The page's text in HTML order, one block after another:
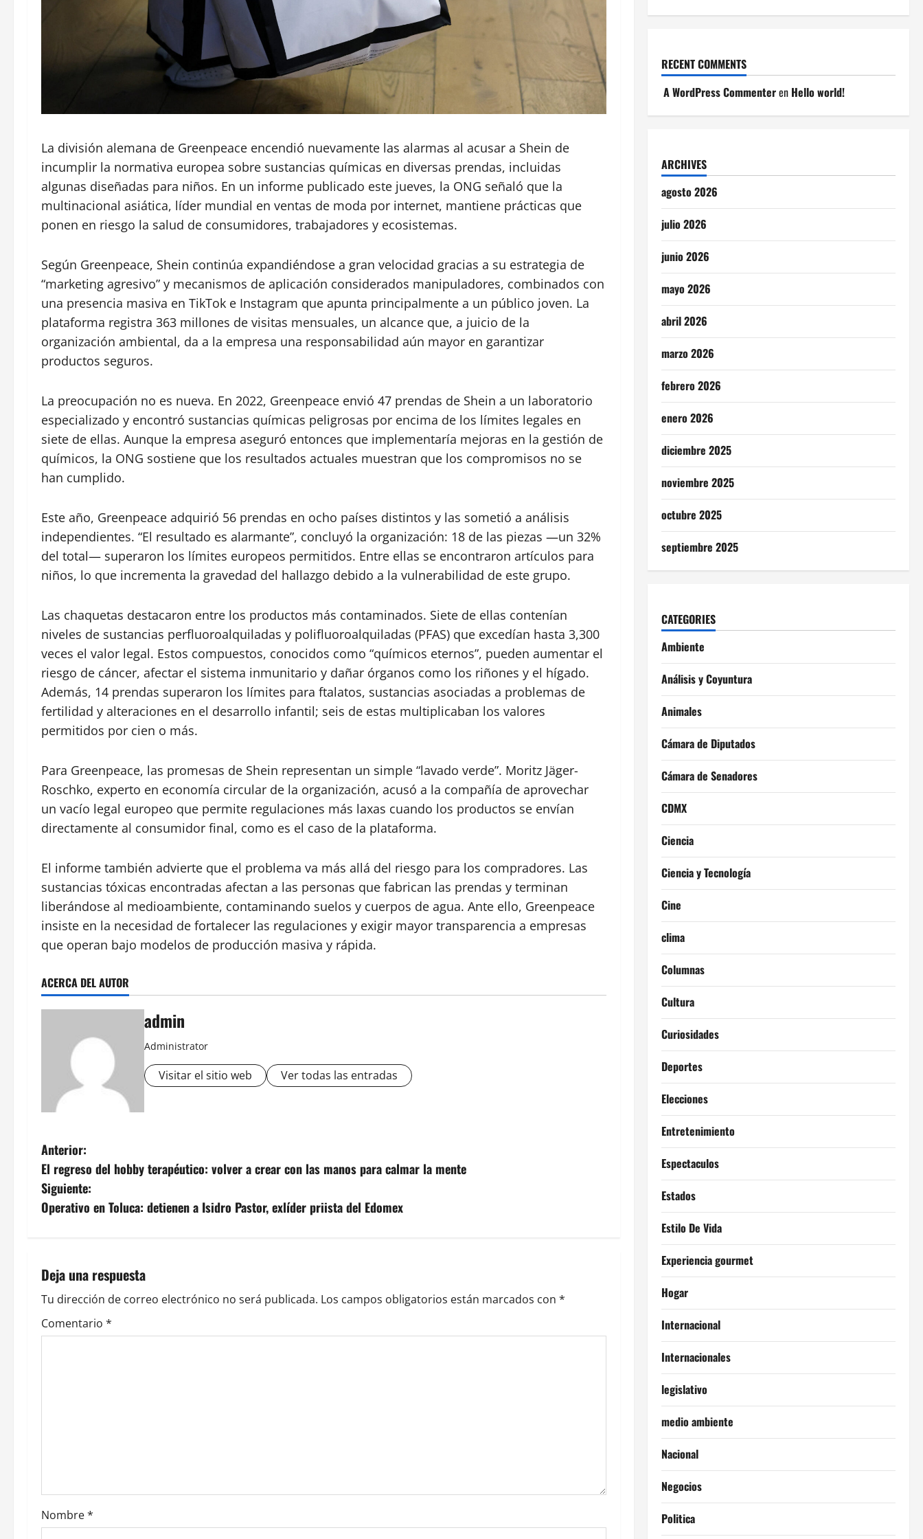
La división alemana de Greenpeace encendió nuevamente las alarmas al acusar a Shein de
incumplir la normativa europea sobre sustancias químicas en diversas prendas, incluidas
algunas diseñadas para niños. En un informe publicado este jueves, la ONG señaló que la
multinacional asiática, líder mundial en ventas de moda por internet, mantiene prácticas que
ponen en riesgo la salud de consumidores, trabajadores y ecosistemas.
Según Greenpeace, Shein continúa expandiéndose a gran velocidad gracias a su estrategia de
“marketing agresivo” y mecanismos de aplicación considerados manipuladores, combinados con
una presencia masiva en TikTok e Instagram que apunta principalmente a un público joven. La
plataforma registra 363 millones de visitas mensuales, un alcance que, a juicio de la
organización ambiental, da a la empresa una responsabilidad aún mayor en garantizar
productos seguros.
La preocupación no es nueva. En 2022, Greenpeace envió 47 prendas de Shein a un laboratorio
especializado y encontró sustancias químicas peligrosas por encima de los límites legales en
siete de ellas. Aunque la empresa aseguró entonces que implementaría mejoras en la gestión de
químicos, la ONG sostiene que los resultados actuales muestran que los compromisos no se
han cumplido.
Este año, Greenpeace adquirió 56 prendas en ocho países distintos y las sometió a análisis
independientes. “El resultado es alarmante”, concluyó la organización: 18 de las piezas —un 32%
del total— superaron los límites europeos permitidos. Entre ellas se encontraron artículos para
niños, lo que incrementa la gravedad del hallazgo debido a la vulnerabilidad de este grupo.
Las chaquetas destacaron entre los productos más contaminados. Siete de ellas contenían
niveles de sustancias perfluoroalquiladas y polifluoroalquiladas (PFAS) que excedían hasta 3,300
veces el valor legal. Estos compuestos, conocidos como “químicos eternos”, pueden aumentar el
riesgo de cáncer, afectar el sistema inmunitario y dañar órganos como los riñones y el hígado.
Además, 14 prendas superaron los límites para ftalatos, sustancias asociadas a problemas de
fertilidad y alteraciones en el desarrollo infantil; seis de estas multiplicaban los valores
permitidos por cien o más.
Para Greenpeace, las promesas de Shein representan un simple “lavado verde”. Moritz Jäger-
Roschko, experto en economía circular de la organización, acusó a la compañía de aprovechar
un vacío legal europeo que permite regulaciones más laxas cuando los productos se envían
directamente al consumidor final, como es el caso de la plataforma.
El informe también advierte que el problema va más allá del riesgo para los compradores. Las
sustancias tóxicas encontradas afectan a las personas que fabrican las prendas y terminan
liberándose al medioambiente, contaminando suelos y cuerpos de agua. Ante ello, Greenpeace
insiste en la necesidad de fortalecer las regulaciones y exigir mayor transparencia a empresas
que operan bajo modelos de producción masiva y rápida.
ACERCA DEL AUTOR
admin
Administrator
Visitar el sitio web Ver todas las entradas
N
a
v
g
a
c
e
n
Anterior:
El regreso del hobby terapéutico: volver a crear con las manos para calmar la mente
Siguiente:
Operativo en Toluca: detienen a Isidro Pastor, exlíder priista del Edomex
Deja una respuesta
Tu dirección de correo electrónico no será publicada. Los campos obligatorios están marcados con *
Comentario *
Nombre*
RECENT COMMENTS
A WordPress Commenteren Hello world!
ARCHIVES
agosto 2026
julio 2026
junio 2026
mayo 2026
abril 2026
marzo 2026
febrero 2026
enero 2026
diciembre 2025
noviembre 2025
octubre 2025
septiembre 2025
CATEGORIES
Ambiente
Análisis y Coyuntura
Animales
Cámara de Diputados
Cámara de Senadores
CDMX
Ciencia
Ciencia y Tecnología
Cine
clima
Columnas
Cultura
Curiosidades
Deportes
Elecciones
Entretenimiento
Espectaculos
Estados
Estilo De Vida
Experiencia gourmet
Hogar
Internacional
Internacionales
legislativo
medio ambiente
Nacional
Negocios
Politica